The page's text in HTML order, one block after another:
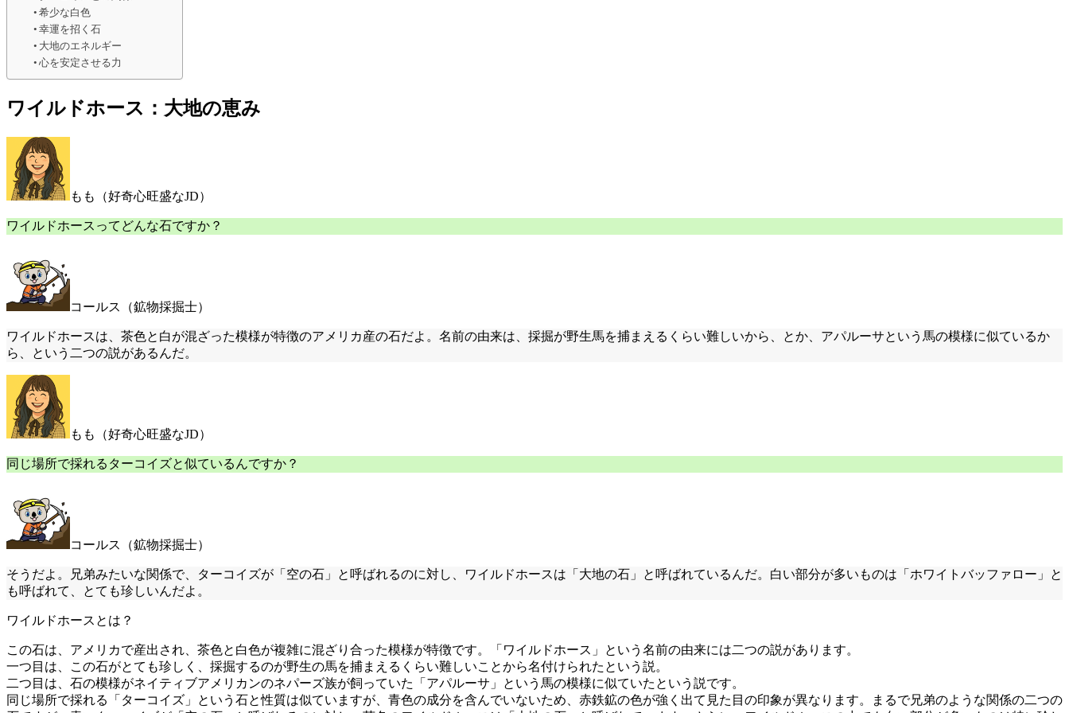
希少な白色
幸運を招く石
大地のエネルギー
心を安定させる力
ワイルドホース：大地の恵み
もも（好奇心旺盛なJD）
ワイルドホースってどんな石ですか？
コールス（鉱物採掘士）
ワイルドホースは、茶色と白が混ざった模様が特徴のアメリカ産の石だよ。名前の由来は、採掘が野生馬を捕まえるくらい難しいから、とか、アパルーサという馬の模様に似ているか
ら、という二つの説があるんだ。
もも（好奇心旺盛なJD）
同じ場所で採れるターコイズと似ているんですか？
コールス（鉱物採掘士）
そうだよ。兄弟みたいな関係で、ターコイズが「空の石」と呼ばれるのに対し、ワイルドホースは「大地の石」と呼ばれているんだ。白い部分が多いものは「ホワイトバッファロー」と
も呼ばれて、とても珍しいんだよ。
ワイルドホースとは？
この石は、アメリカで産出され、茶色と白色が複雑に混ざり合った模様が特徴です。「ワイルドホース」という名前の由来には二つの説があります。
一つ目は、この石がとても珍しく、採掘するのが野生の馬を捕まえるくらい難しいことから名付けられたという説。
二つ目は、石の模様がネイティブアメリカンのネパーズ族が飼っていた「アパルーサ」という馬の模様に似ていたという説です。
同じ場所で採れる「ターコイズ」という石と性質は似ていますが、青色の成分を含んでいないため、赤鉄鉱の色が強く出て見た目の印象が異なります。まるで兄弟のような関係の二つの